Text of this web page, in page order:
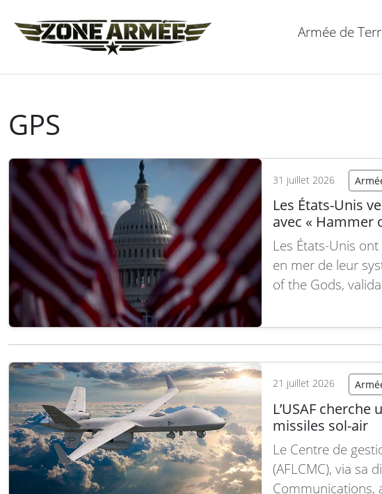
Armée de
GPS
31 juillet 2026
Les États-Unis
avec « Hammer
Les États-Unis
en mer de leur
of the Gods,
essai, mené ce
Convergence
Lire la suite
21 juillet 2026
L’USAF
missiles sol-air
Le Centre de
(AFLCMC), via sa
Communications,